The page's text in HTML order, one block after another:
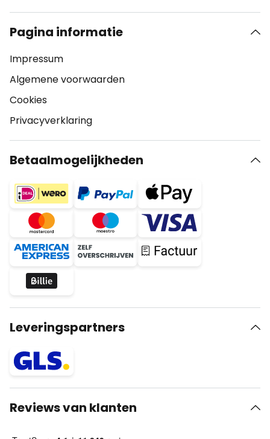
Pagina informatie
Impressum
Algemene voorwaarden
Cookies
Privacyverklaring
Betaalmogelijkheden
Leveringspartners
Reviews van klanten